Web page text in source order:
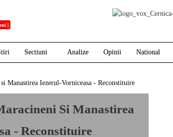
|
Sectiuni Analize Opinii National
Si Manastirea
- Reconstituire